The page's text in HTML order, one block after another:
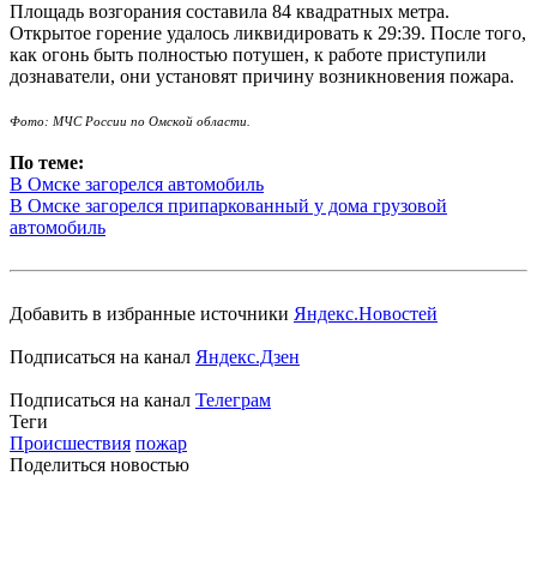
Площадь возгорания составила 84 квадратных метра.
Открытое горение удалось ликвидировать к 29:39. После того,
как огонь быть полностью потушен, к работе приступили
дознаватели, они установят причину возникновения пожара.
Фото: МЧС России по Омской области.
По теме:
В Омске загорелся автомобиль
В Омске загорелся припаркованный у дома грузовой
автомобиль
Добавить в избранные источники Яндекс.Новостей
Подписаться на канал Яндекс.Дзен
Подписаться на канал Телеграм
Теги
Происшествия пожар
Поделиться новостью